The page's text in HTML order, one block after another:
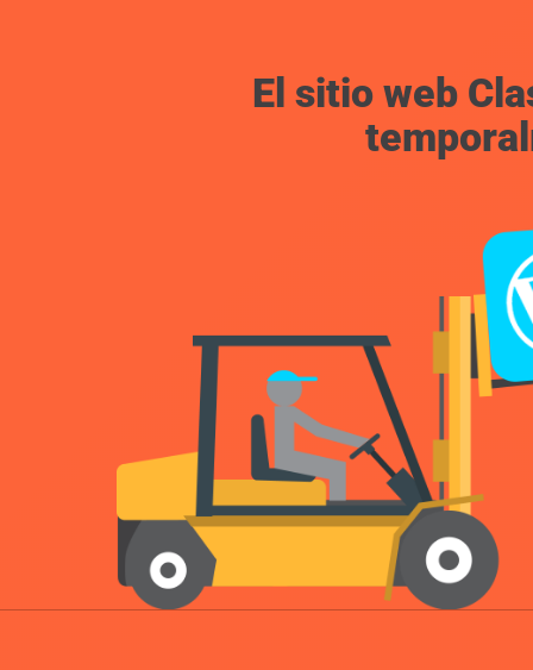
El sitio web